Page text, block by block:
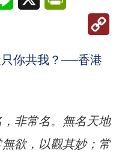
只你共我？──香港
，非常名。無名天地
欲，以觀其妙；常